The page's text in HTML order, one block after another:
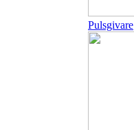
Pulsgivare